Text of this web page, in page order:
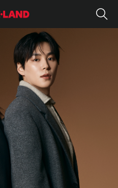
레이어드로 살아남기